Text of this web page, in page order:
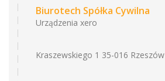
Biurotech Spółka Cywilna
Urządzenia xero
Kraszewskiego 1 35-016 Rzeszów